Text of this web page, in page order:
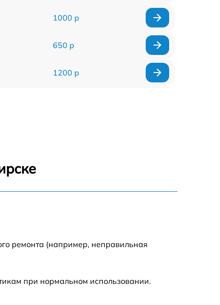
1000 р
650 р
1200 р
ремонта (например, неправильная
при нормальном использовании.